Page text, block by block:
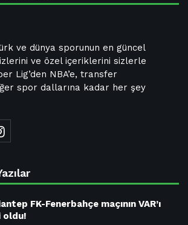
ve dünya sporunun en güncel
ve özel içeriklerini sizlerle
Lig’den NBA’e, transfer
spor dallarına kadar her şey
FK-Fenerbahçe maçının VAR’ı
oldu!